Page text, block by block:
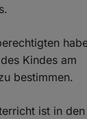
Kindes am
bestimmen.
ist in